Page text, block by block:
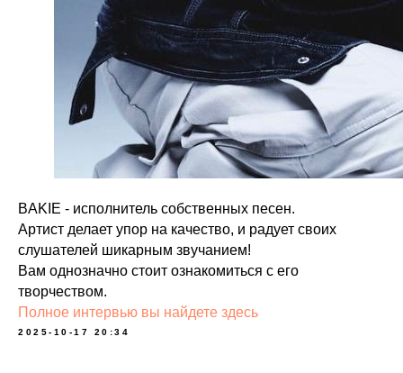
BAKIE - исполнитель собственных песен.
Артист делает упор на качество, и радует своих
слушателей шикарным звучанием!
Вам однозначно стоит ознакомиться с его
творчеством.
Полное интервью вы найдете здесь
2025-10-17 20:34